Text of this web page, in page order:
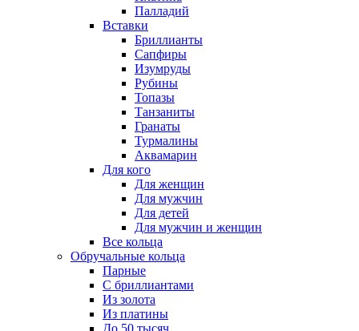
Палладий
Вставки
Бриллианты
Сапфиры
Изумруды
Рубины
Топазы
Танзаниты
Гранаты
Турмалины
Аквамарин
Для кого
Для женщин
Для мужчин
Для детей
Для мужчин и женщин
Все кольца
Обручальные кольца
Парные
С бриллиантами
Из золота
Из платины
До 50 тысяч